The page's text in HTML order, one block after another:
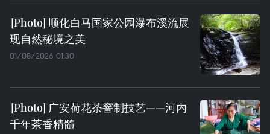
顺化白马国家公园瀑布溪流展
现自然秘境之美
01/08/2026 01:30
广安荷花茶窨制技艺——河内
千年茶香精髓